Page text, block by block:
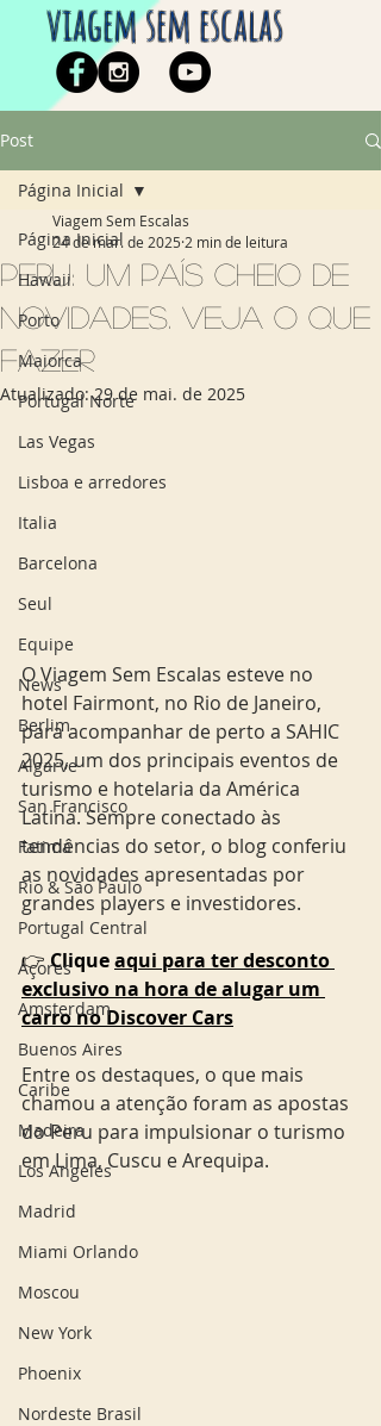
viagem sem escalas
Post
Página Inicial
Hawaii
Porto
Maiorca
Portugal Norte
Las Vegas
Lisboa e arredores
Italia
Barcelona
Seul
Equipe
News
Berlim
Algarve
San Francisco
Fatima
Rio & São Paulo
Portugal Central
Açores
Amsterdam
Buenos Aires
Caribe
Madeira
Los Angeles
Madrid
Miami Orlando
Moscou
New York
Phoenix
Nordeste Brasil
Página Inicial
Peru: um país cheio de
novidades. Veja o que
fazer
Viagem Sem Escalas
24 de mar. de 2025 2 min de leitura
Atualizado:29 de mai. de 2025
O Viagem Sem Escalas esteve no
hotel Fairmont, no Rio de Janeiro,
para acompanhar de perto a SAHIC
2025, um dos principais eventos de
turismo e hotelaria da América
Latina. Sempre conectado às
tendências do setor, o blog conferiu
as novidades apresentadas por
grandes players e investidores.
👉 Clique aqui para ter desconto
exclusivo na hora de alugar um
carro no Discover Cars
Entre os destaques, o que mais
chamou a atenção foram as apostas
do Peru para impulsionar o turismo
em Lima, Cuscu e Arequipa.